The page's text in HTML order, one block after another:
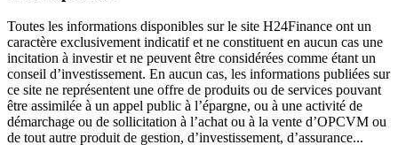
Toutes les informations disponibles sur le site H24Finance ont un
caractère exclusivement indicatif et ne constituent en aucun cas une
incitation à investir et ne peuvent être considérées comme étant un
conseil d’investissement. En aucun cas, les informations publiées sur
ce site ne représentent une offre de produits ou de services pouvant
être assimilée à un appel public à l’épargne, ou à une activité de
démarchage ou de sollicitation à l’achat ou à la vente d’OPCVM ou
de tout autre produit de gestion, d’investissement, d’assurance...